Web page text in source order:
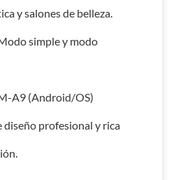
y salones de belleza.
simple y modo
A9 (Android/OS)
diseño profesional y rica